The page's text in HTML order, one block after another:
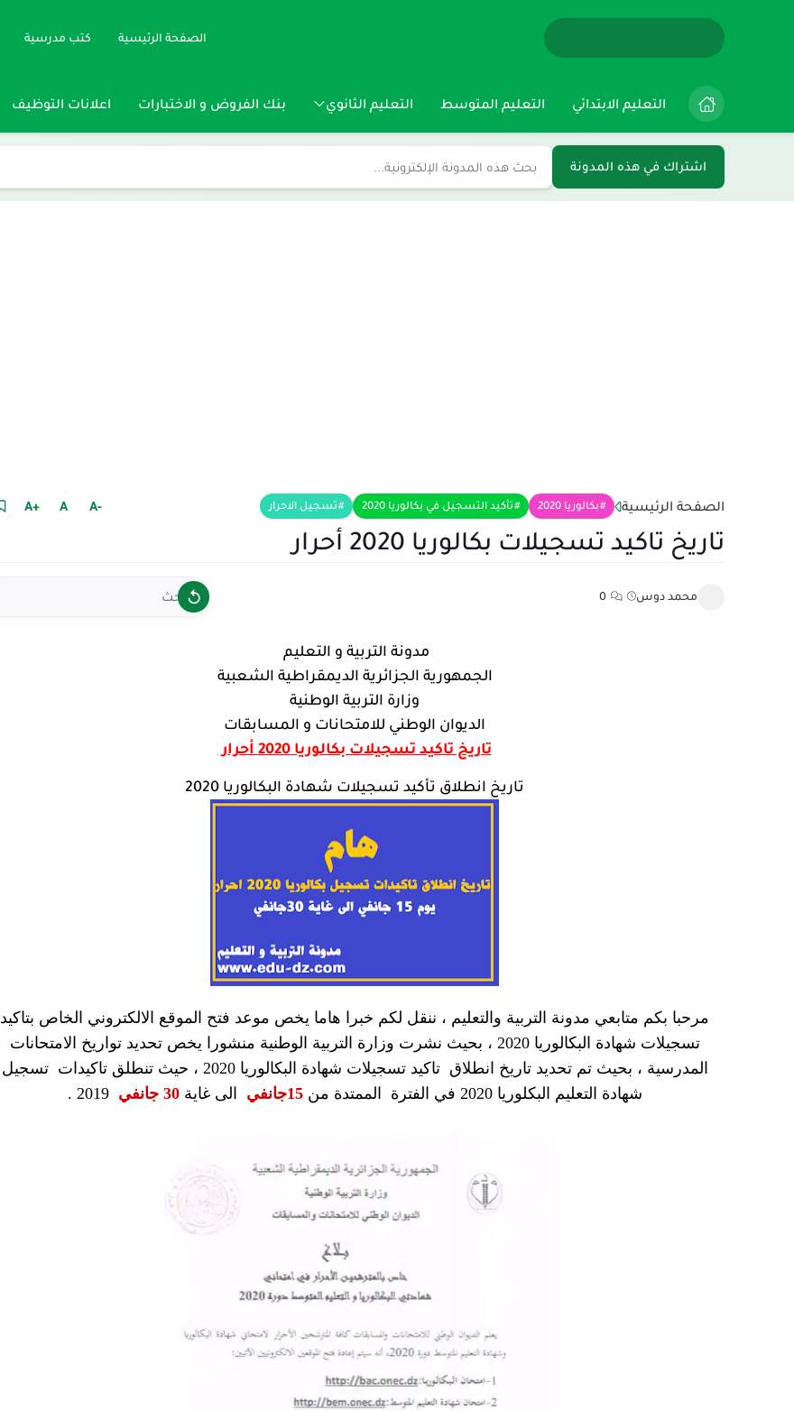
الصفحة الرئيسية كتب مدرسية
التعليم الابتدائي التعليم المتوسط التعليم الثانوي بنك الفروض و الاختبارات اعلانات التوظيف
اشتراك في هذه المدونة
الصفحة الرئيسية بكالوريا 2020 تأكيد التسجيل في بكالوريا 2020 تسجيل الاحرار +A A -A
تاريخ تاكيد تسجيلات بكالوريا 2020 أحرار
محمد دوس 0
مدونة التربية و التعليم
الجمهورية الجزائرية الديمقراطية الشعبية
وزارة التربية الوطنية
الديوان الوطني للامتحانات و المسابقات
تاريخ تاكيد تسجيلات بكالوريا 2020 أحرار
تاريخ انطلاق تأكيد تسجيلات شهادة البكالوريا 2020
مرحبا بكم متابعي مدونة التربية والتعليم ، ننقل لكم خبرا هاما يخص موعد فتح الموقع الالكتروني الخاص بتاكيد
تسجيلات شهادة البكالوريا 2020 ، بحيث نشرت وزارة التربية الوطنية منشورا يخص تحديد تواريخ الامتحانات
المدرسية ، بحيث تم تحديد تاريخ انطلاق تاكيد تسجيلات شهادة البكالوريا 2020 ،
حيث تنطلق تاكيدات تسجيل
شهادة التعليم البكلوريا 2020 في الفترة الممتدة من
15جانفي الى غاية30 جانفي 2019 .